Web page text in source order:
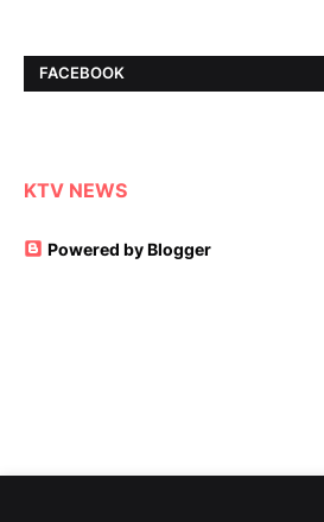
FACEBOOK
KTV NEWS
Powered by Blogger